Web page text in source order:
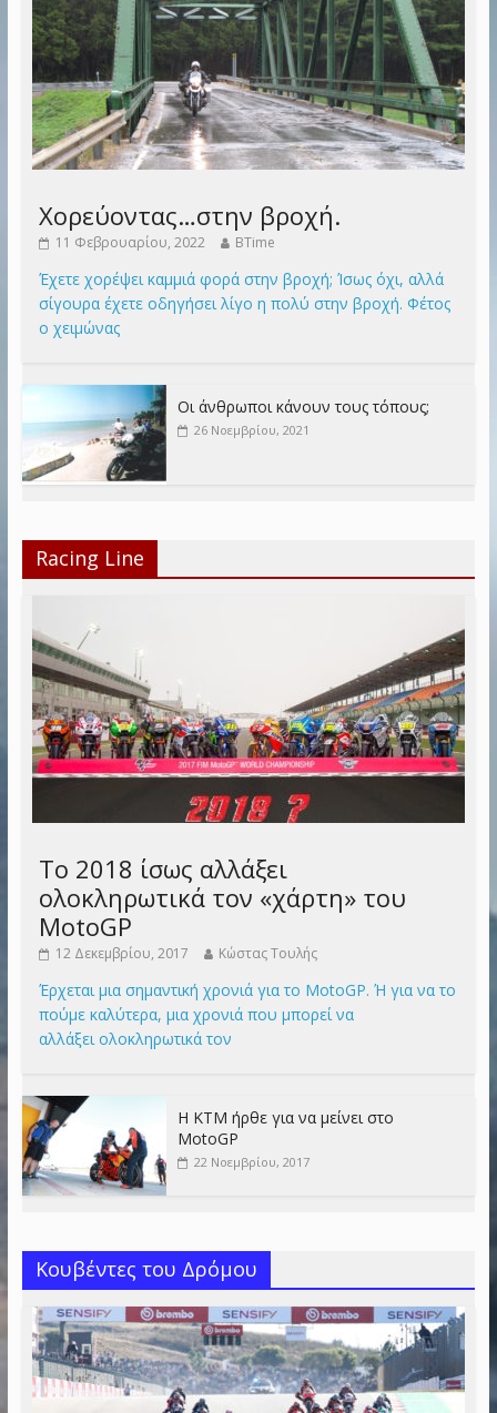
Χορεύοντας…στην βροχή.
11 Φεβρουαρίου, 2022 BTime
Έχετε χορέψει καμμιά φορά στην βροχή; Ίσως όχι, αλλά
σίγουρα έχετε οδηγήσει λίγο η πολύ στην βροχή. Φέτος
ο χειμώνας
Οι άνθρωποι κάνουν τους τόπους;
26 Νοεμβρίου, 2021
Racing Line
Το 2018 ίσως αλλάξει
ολοκληρωτικά τον «χάρτη» του
MotoGP
12 Δεκεμβρίου, 2017 Κώστας Τουλής
Έρχεται μια σημαντική χρονιά για το MotoGP. Ή για να το
πούμε καλύτερα, μια χρονιά που μπορεί να
αλλάξει ολοκληρωτικά τον
Η KTM ήρθε για να μείνει στο
MotoGP
22 Νοεμβρίου, 2017
Κουβέντες του Δρόμου